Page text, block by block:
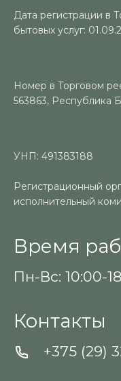
Дата регистрации в
бытовых услуг:
Номер в Торговом
563863, Республика
УНП: 491383188
Регистрационный
исполнительный
Время
Пн-Вс: 10:00-
Контакты
+375 (29)